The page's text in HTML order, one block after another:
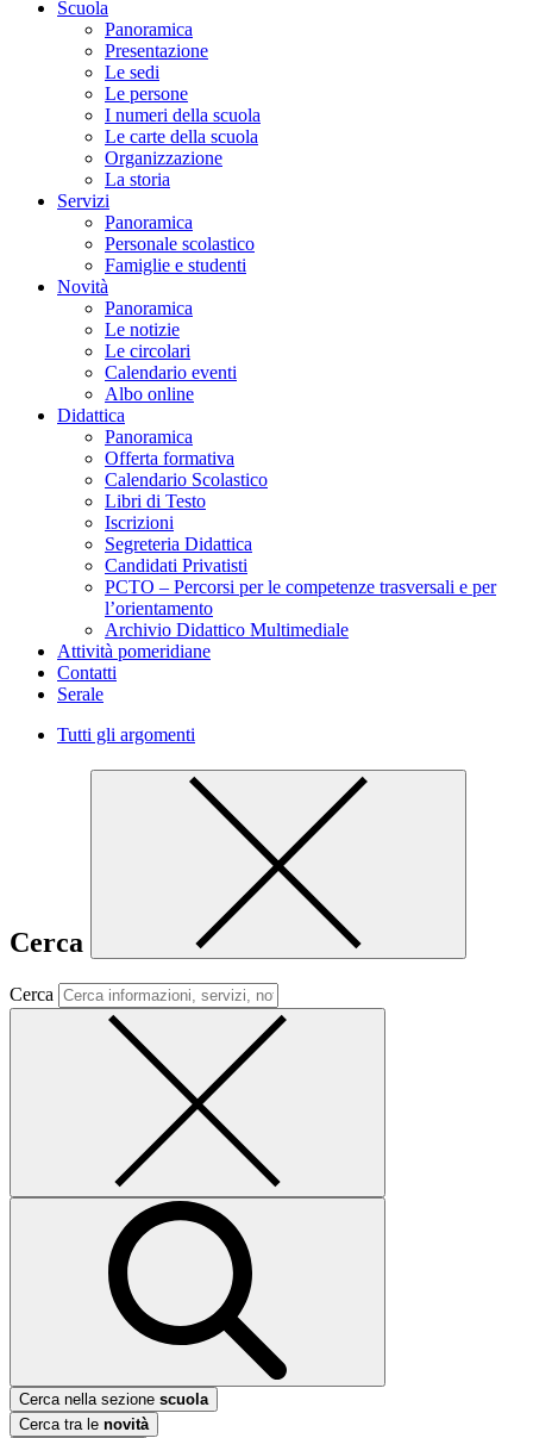
Scuola
Panoramica
Presentazione
Le sedi
Le persone
I numeri della scuola
Le carte della scuola
Organizzazione
La storia
Servizi
Panoramica
Personale scolastico
Famiglie e studenti
Novità
Panoramica
Le notizie
Le circolari
Calendario eventi
Albo online
Didattica
Panoramica
Offerta formativa
Calendario Scolastico
Libri di Testo
Iscrizioni
Segreteria Didattica
Candidati Privatisti
PCTO – Percorsi per le competenze trasversali e per
l’orientamento
Archivio Didattico Multimediale
Attività pomeridiane
Contatti
Serale
Tutti gli argomenti
Cerca
Cerca
Cerca nella sezione scuola
Cerca tra le novità